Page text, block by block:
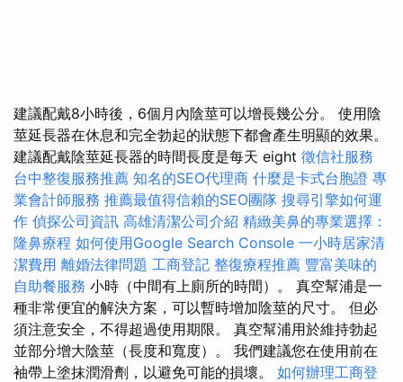
建議配戴8小時後，6個月內陰莖可以增長幾公分。 使用陰
莖延長器在休息和完全勃起的狀態下都會產生明顯的效果。
建議配戴陰莖延長器的時間長度是每天 eight 徵信社服務
台中整復服務推薦 知名的SEO代理商 什麼是卡式台胞證 專
業會計師服務 推薦最值得信賴的SEO團隊 搜尋引擎如何運
作 偵探公司資訊 高雄清潔公司介紹 精緻美鼻的專業選擇：
隆鼻療程 如何使用Google Search Console 一小時居家清
潔費用 離婚法律問題 工商登記 整復療程推薦 豐富美味的
自助餐服務 小時（中間有上廁所的時間）。 真空幫浦是一
種非常便宜的解決方案，可以暫時增加陰莖的尺寸。 但必
須注意安全，不得超過使用期限。 真空幫浦用於維持勃起
並部分增大陰莖（長度和寬度）。 我們建議您在使用前在
袖帶上塗抹潤滑劑，以避免可能的損壞。 如何辦理工商登